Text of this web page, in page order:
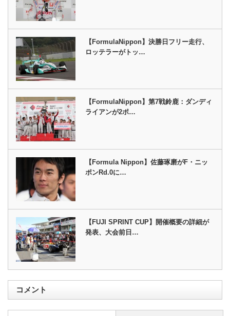
【FormulaNippon】決勝日フリー走行、
ロッテラーがトッ…
【FormulaNippon】第7戦鈴鹿：ダンディ
ライアンが2ポ…
【Formula Nippon】佐藤琢磨がF・ニッ
ポンRd.0に…
【FUJI SPRINT CUP】開催概要の詳細が
発表、大会前日…
コメント